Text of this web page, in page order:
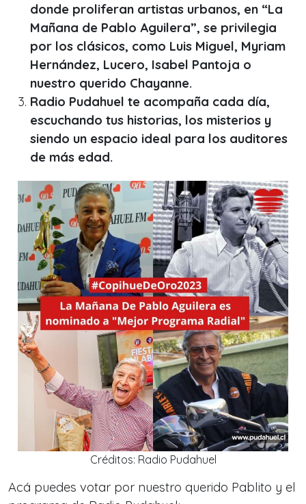
donde proliferan artistas urbanos, en “La
Mañana de Pablo Aguilera”, se privilegia
por los clásicos, como Luis Miguel, Myriam
Hernández, Lucero, Isabel Pantoja o
nuestro querido Chayanne.
Radio Pudahuel te acompaña cada día,
escuchando tus historias, los misterios y
siendo un espacio ideal para los auditores
de más edad.
Créditos: Radio Pudahuel
Acá puedes votar por nuestro querido Pablito y el